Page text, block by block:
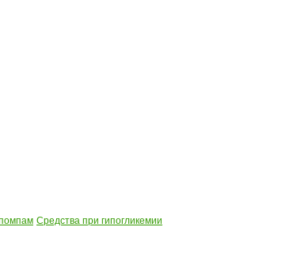
Средства при гипогликемии